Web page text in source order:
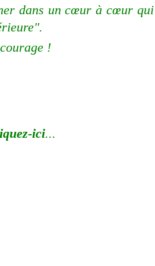
dans un cœur à cœur
!
ici...